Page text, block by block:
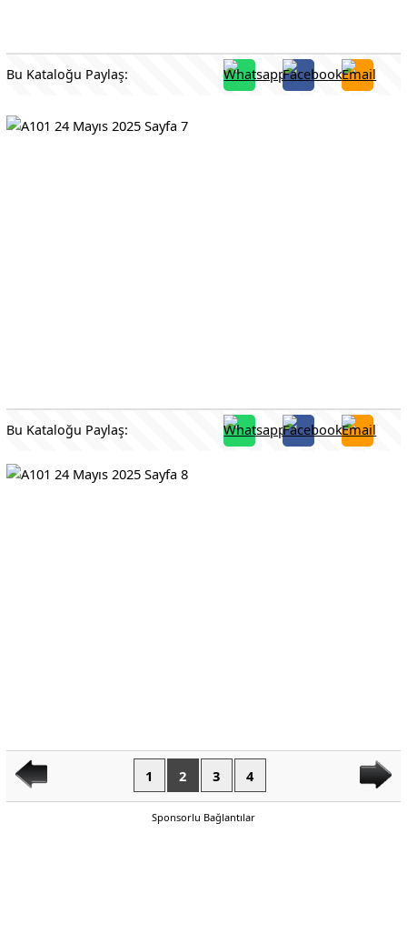
Bu Kataloğu Paylaş:
Bu Kataloğu Paylaş:
1 2 3 4
Sponsorlu Bağlantılar